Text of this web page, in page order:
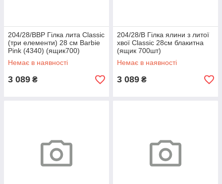
204/28/BBP Гілка лита Classic
(три елементи) 28 см Barbie
Pink (4340) (ящик700)
Немає в наявності
3 089 ₴
204/28/B Гілка ялини з литої
хвої Classic 28см блакитна
(ящик 700шт)
Немає в наявності
3 089 ₴